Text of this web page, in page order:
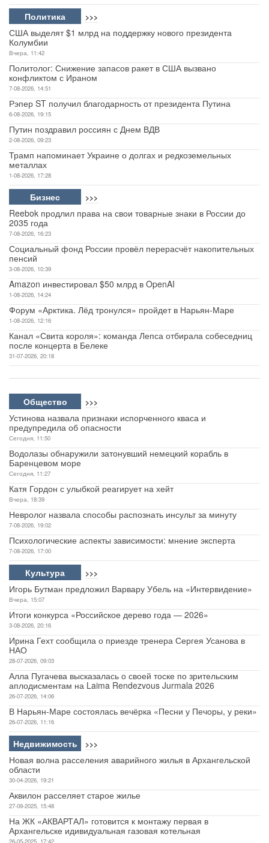
Политика >>>
США выделят $1 млрд на поддержку нового президента
Колумбии
Вчера, 11:42
Политолог: Снижение запасов ракет в США вызвано
конфликтом с Ираном
7-08-2026, 14:51
Рэпер ST получил благодарность от президента Путина
6-08-2026, 19:15
Путин поздравил россиян с Днем ВДВ
2-08-2026, 09:23
Трамп напоминает Украине о долгах и редкоземельных
металлах
1-08-2026, 17:28
Бизнес >>>
Reebok продлил права на свои товарные знаки в России до
2035 года
7-08-2026, 16:23
Социальный фонд России провёл перерасчёт накопительных
пенсий
3-08-2026, 10:39
Amazon инвестировал $50 млрд в OpenAI
1-08-2026, 14:24
Форум «Арктика. Лёд тронулся» пройдет в Нарьян-Маре
1-08-2026, 12:16
Канал «Свита короля»: команда Лепса отбирала собеседниц
после концерта в Белеке
31-07-2026, 20:18
Общество >>>
Устинова назвала признаки испорченного кваса и
предупредила об опасности
Сегодня, 11:50
Водолазы обнаружили затонувший немецкий корабль в
Баренцевом море
Сегодня, 11:27
Катя Гордон с улыбкой реагирует на хейт
Вчера, 18:39
Невролог назвала способы распознать инсульт за минуту
7-08-2026, 19:02
Психологические аспекты зависимости: мнение эксперта
7-08-2026, 17:00
Культура >>>
Игорь Бутман предложил Варвару Убель на «Интервидение»
Вчера, 15:07
Итоги конкурса «Российское дерево года — 2026»
3-08-2026, 20:16
Ирина Гехт сообщила о приезде тренера Сергея Усанова в
НАО
28-07-2026, 09:03
Алла Пугачева высказалась о своей тоске по зрительским
аплодисментам на Laima Rendezvous Jurmala 2026
26-07-2026, 14:06
В Нарьян-Маре состоялась вечёрка «Песни у Печоры, у реки»
26-07-2026, 11:16
Недвижимость >>>
Новая волна расселения аварийного жилья в Архангельской
области
30-04-2026, 19:21
Аквилон расселяет старое жилье
27-09-2025, 15:48
На ЖК «АКВАРТАЛ» готовится к монтажу первая в
Архангельске идивидуальная газовая котельная
26-05-2025, 17:42